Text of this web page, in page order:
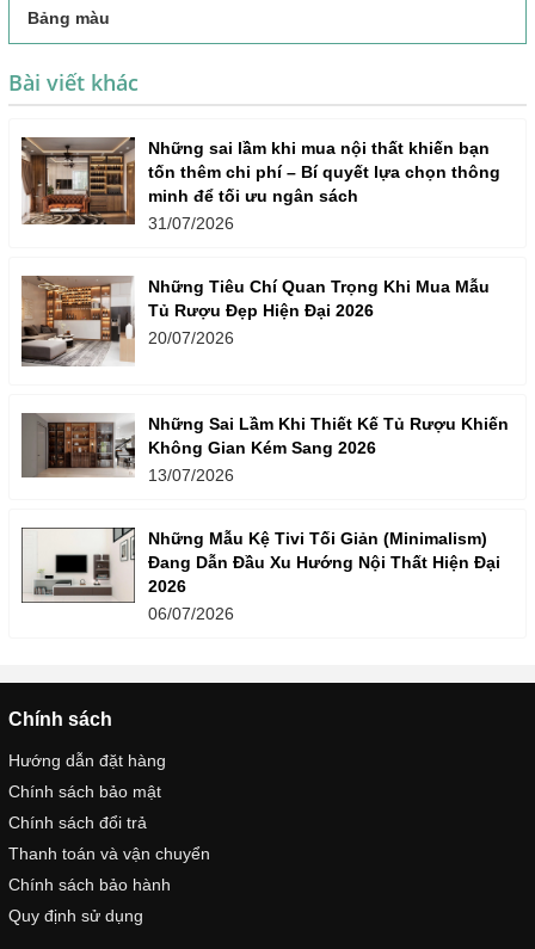
Bảng màu
Bài viết khác
Những sai lầm khi mua nội thất khiến bạn
tốn thêm chi phí – Bí quyết lựa chọn thông
minh để tối ưu ngân sách
31/07/2026
Những Tiêu Chí Quan Trọng Khi Mua Mẫu
Tủ Rượu Đẹp Hiện Đại 2026
20/07/2026
Những Sai Lầm Khi Thiết Kế Tủ Rượu Khiến
Không Gian Kém Sang 2026
13/07/2026
Những Mẫu Kệ Tivi Tối Giản (Minimalism)
Đang Dẫn Đầu Xu Hướng Nội Thất Hiện Đại
2026
06/07/2026
Chính sách
Hướng dẫn đặt hàng
Chính sách bảo mật
Chính sách đổi trả
Thanh toán và vận chuyển
Chính sách bảo hành
Quy định sử dụng